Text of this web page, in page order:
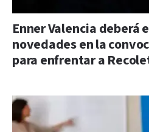
Enner Valencia deberá
novedades en la
para enfrentar a